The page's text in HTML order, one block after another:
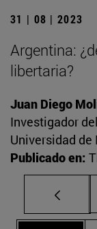
31 | 08 | 2023
Argentina:
libertaria?
Juan Diego
Investigador
Universidad de
Publicado en: